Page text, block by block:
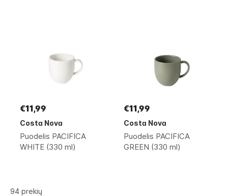
94 prekių
€11,99
Costa Nova
Puodelis PACIFICA
WHITE (330 ml)
€11,99
Costa Nova
Puodelis PACIFICA
GREEN (330 ml)